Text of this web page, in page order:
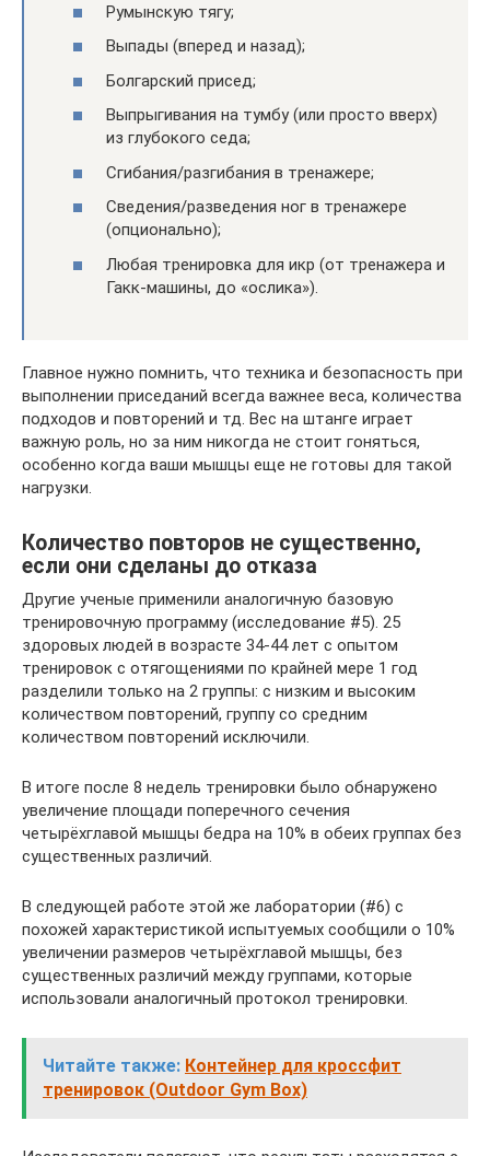
Румынскую тягу;
Выпады (вперед и назад);
Болгарский присед;
Выпрыгивания на тумбу (или просто вверх)
из глубокого седа;
Сгибания/разгибания в тренажере;
Сведения/разведения ног в тренажере
(опционально);
Любая тренировка для икр (от тренажера и
Гакк-машины, до «ослика»).
Главное нужно помнить, что техника и безопасность при
выполнении приседаний всегда важнее веса, количества
подходов и повторений и тд. Вес на штанге играет
важную роль, но за ним никогда не стоит гоняться,
особенно когда ваши мышцы еще не готовы для такой
нагрузки.
Количество повторов не существенно,
если они сделаны до отказа
Другие ученые применили аналогичную базовую
тренировочную программу (исследование #5). 25
здоровых людей в возрасте 34-44 лет с опытом
тренировок с отягощениями по крайней мере 1 год
разделили только на 2 группы: с низким и высоким
количеством повторений, группу со средним
количеством повторений исключили.
В итоге после 8 недель тренировки было обнаружено
увеличение площади поперечного сечения
четырёхглавой мышцы бедра на 10% в обеих группах без
существенных различий.
В следующей работе этой же лаборатории (#6) с
похожей характеристикой испытуемых сообщили о 10%
увеличении размеров четырёхглавой мышцы, без
существенных различий между группами, которые
использовали аналогичный протокол тренировки.
Читайте также: Контейнер для кроссфит
тренировок (Outdoor Gym Box)